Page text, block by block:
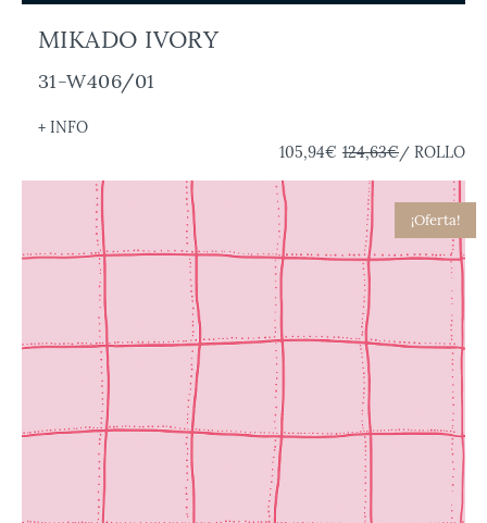
MIKADO IVORY
31-W406/01
+ INFO
105,94€ 124,63€/ ROLLO
¡Oferta!